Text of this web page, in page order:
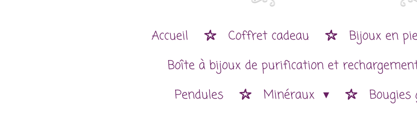
Accueil Coffret cadeau
Bijoux en
Boîte à bijoux de purification et
Pendules
Minéraux